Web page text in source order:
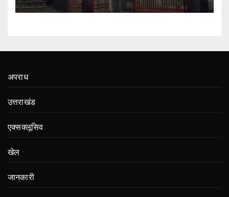
अपराध
उत्तराखंड
एक्सक्लूसिव
खेल
जानकारी